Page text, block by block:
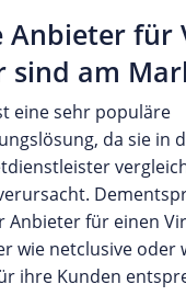
Anbieter für
sind am
eine sehr populäre
da sie in
Anbieter für einen
wie netclusive oder
ihre Kunden